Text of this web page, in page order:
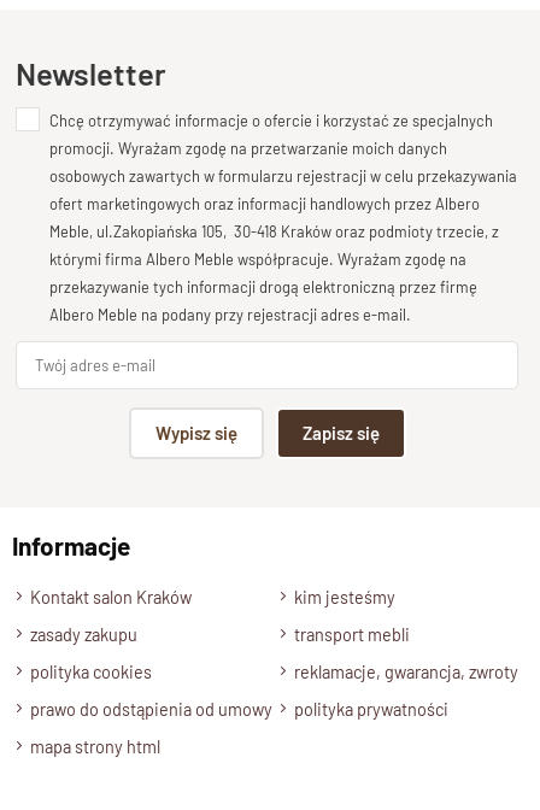
wyjmowanymi półkami
zapewnia maksymalną funkcjonalność. Każdy detal jest
starannie wykonany, co podkreśla elegancję i trwałość mebla.
Co więcej, istnieje możliwość wykonaniaszafy na wymiar, z
opcją zmiany szerokości od 140 do 160 cm oraz dostosowania
głębokości i wysokości, aby idealnie pasowała do Twojej
sypialni.
Specyfikacja techniczna produktu
Materiał
Wykończenie
Meble drewniane Nowoczesne , Kolekcja GOA
Długość
140 cm
Wysokość
195 cm
Dodaj opinię o produkcie
Twoja ocena
Bardzo dobry
Twoja opinia o produkcie
Podpis
Wyślij opinię
Newsletter
Chcę otrzymywać informacje o ofercie i korzystać ze specjalnych
promocji. Wyrażam zgodę na przetwarzanie moich danych
osobowych zawartych w formularzu rejestracji w celu przekazywania
ofert marketingowych oraz informacji handlowych przez Albero
Meble, ul.Zakopiańska 105, 30-418 Kraków oraz podmioty trzecie, z
którymi firma Albero Meble współpracuje. Wyrażam zgodę na
przekazywanie tych informacji drogą elektroniczną przez firmę
Albero Meble na podany przy rejestracji adres e-mail.
Wypisz się Zapisz się
Informacje
Kontakt salon Kraków
kim jesteśmy
zasady zakupu
transport mebli
polityka cookies
reklamacje, gwarancja, zwroty
prawo do odstąpienia od umowy
polityka prywatności
mapa strony html